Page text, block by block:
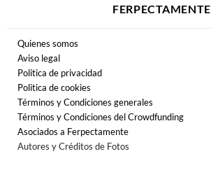
FERPECTAMENTE
Quienes somos
Aviso legal
Politica de privacidad
Politica de cookies
Términos y Condiciones generales
Términos y Condiciones del Crowdfunding
Asociados a Ferpectamente
Autores y Créditos de Fotos